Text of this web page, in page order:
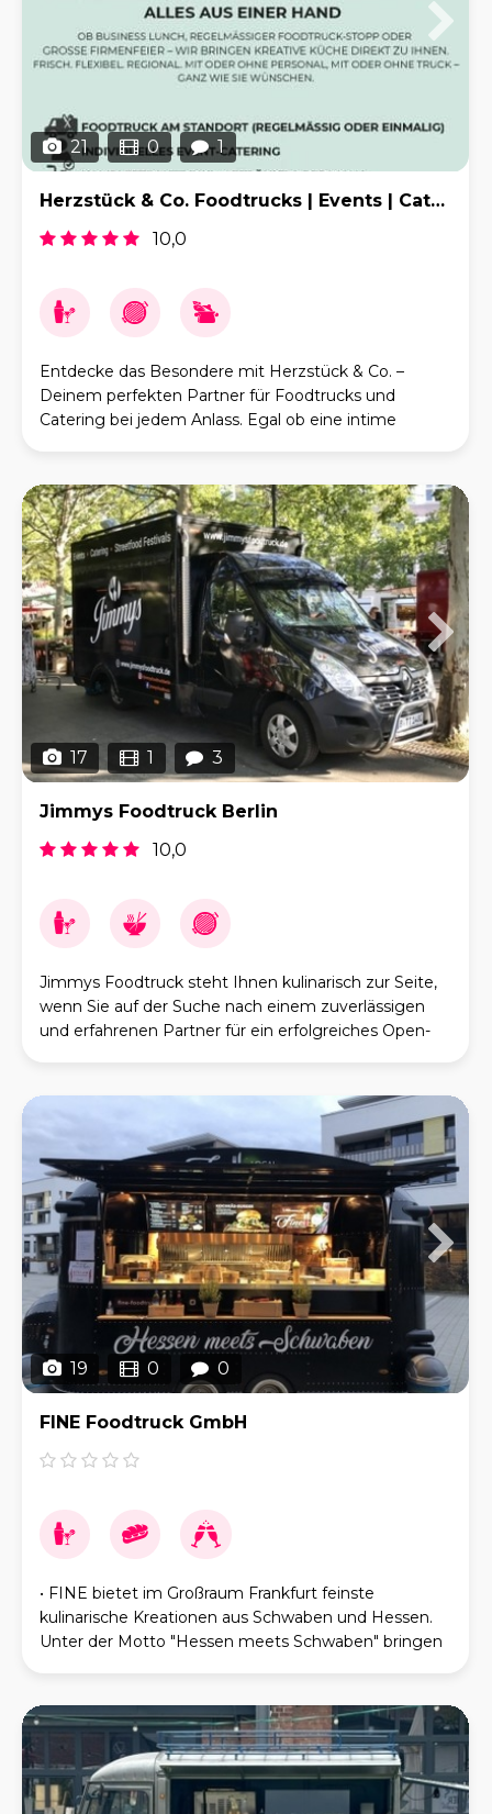
21 0 1
Herzstück & Co. Foodtrucks | Events | Catering
10,0
Entdecke das Besondere mit Herzstück & Co. –
Deinem perfekten Partner für Foodtrucks und
Catering bei jedem Anlass. Egal ob eine intime
17 1 3
Jimmys Foodtruck Berlin
10,0
Jimmys Foodtruck steht Ihnen kulinarisch zur Seite,
wenn Sie auf der Suche nach einem zuverlässigen
und erfahrenen Partner für ein erfolgreiches Open-
19 0 0
FINE Foodtruck GmbH
• FINE bietet im Großraum Frankfurt feinste
kulinarische Kreationen aus Schwaben und Hessen.
Unter der Motto "Hessen meets Schwaben" bringen